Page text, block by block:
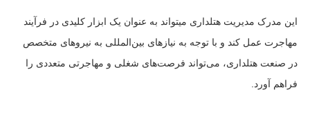
این مدرک مدیریت هتلداری میتواند به عنوان یک ابزار کلیدی در فرآیند
مهاجرت عمل کند و با توجه به نیازهای بین‌المللی به نیروهای متخصص
در صنعت هتلداری، می‌تواند فرصت‌های شغلی و مهاجرتی متعددی را
فراهم آورد.